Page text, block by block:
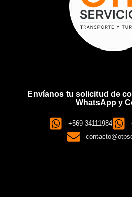
Envíanos tu solicitud de
WhatsApp y
+569 34111984